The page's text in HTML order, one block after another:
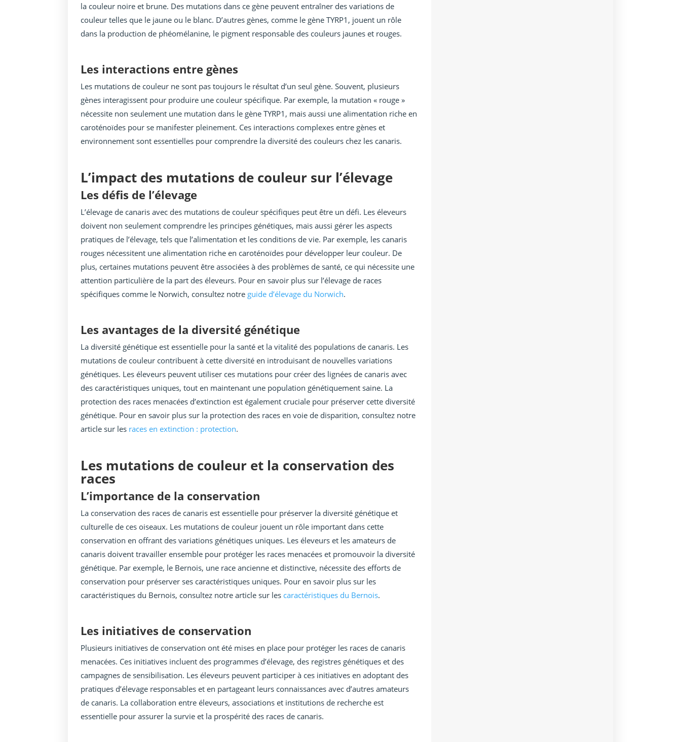
la couleur noire et brune. Des mutations dans ce gène peuvent entraîner des variations de
couleur telles que le jaune ou le blanc. D’autres gènes, comme le gène TYRP1, jouent un rôle
dans la production de phéomélanine, le pigment responsable des couleurs jaunes et rouges.
Les interactions entre gènes
Les mutations de couleur ne sont pas toujours le résultat d’un seul gène. Souvent, plusieurs
gènes interagissent pour produire une couleur spécifique. Par exemple, la mutation « rouge »
nécessite non seulement une mutation dans le gène TYRP1, mais aussi une alimentation riche en
caroténoïdes pour se manifester pleinement. Ces interactions complexes entre gènes et
environnement sont essentielles pour comprendre la diversité des couleurs chez les canaris.
L’impact des mutations de couleur sur l’élevage
Les défis de l’élevage
L’élevage de canaris avec des mutations de couleur spécifiques peut être un défi. Les éleveurs
doivent non seulement comprendre les principes génétiques, mais aussi gérer les aspects
pratiques de l’élevage, tels que l’alimentation et les conditions de vie. Par exemple, les canaris
rouges nécessitent une alimentation riche en caroténoïdes pour développer leur couleur. De
plus, certaines mutations peuvent être associées à des problèmes de santé, ce qui nécessite une
attention particulière de la part des éleveurs. Pour en savoir plus sur l’élevage de races
spécifiques comme le Norwich, consultez notre guide d’élevage du Norwich.
Les avantages de la diversité génétique
La diversité génétique est essentielle pour la santé et la vitalité des populations de canaris. Les
mutations de couleur contribuent à cette diversité en introduisant de nouvelles variations
génétiques. Les éleveurs peuvent utiliser ces mutations pour créer des lignées de canaris avec
des caractéristiques uniques, tout en maintenant une population génétiquement saine. La
protection des races menacées d’extinction est également cruciale pour préserver cette diversité
génétique. Pour en savoir plus sur la protection des races en voie de disparition, consultez notre
article sur les races en extinction : protection.
Les mutations de couleur et la conservation des
races
L’importance de la conservation
La conservation des races de canaris est essentielle pour préserver la diversité génétique et
culturelle de ces oiseaux. Les mutations de couleur jouent un rôle important dans cette
conservation en offrant des variations génétiques uniques. Les éleveurs et les amateurs de
canaris doivent travailler ensemble pour protéger les races menacées et promouvoir la diversité
génétique. Par exemple, le Bernois, une race ancienne et distinctive, nécessite des efforts de
conservation pour préserver ses caractéristiques uniques. Pour en savoir plus sur les
caractéristiques du Bernois, consultez notre article sur les caractéristiques du Bernois.
Les initiatives de conservation
Plusieurs initiatives de conservation ont été mises en place pour protéger les races de canaris
menacées. Ces initiatives incluent des programmes d’élevage, des registres génétiques et des
campagnes de sensibilisation. Les éleveurs peuvent participer à ces initiatives en adoptant des
pratiques d’élevage responsables et en partageant leurs connaissances avec d’autres amateurs
de canaris. La collaboration entre éleveurs, associations et institutions de recherche est
essentielle pour assurer la survie et la prospérité des races de canaris.